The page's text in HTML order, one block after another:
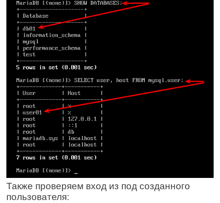
Также проверяем вход из под созданного
пользователя: